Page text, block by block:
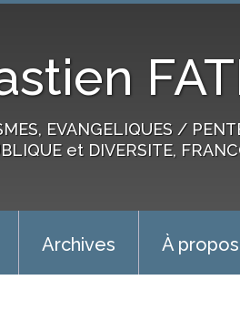
EVANGELIQUES /
et DIVERSITE,
Archives À propos